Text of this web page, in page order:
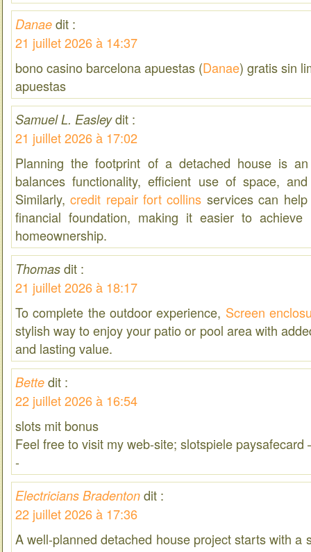
Danae dit :
21 juillet 2026 à 14:37
bono casino barcelona apuestas (Danae) gratis sin
apuestas
Samuel L. Easley dit :
21 juillet 2026 à 17:02
Planning the footprint of a detached house is
balances functionality, efficient use of space,
Similarly,credit repair fort collins services can
financial foundation, making it easier to achieve
homeownership.
Thomas dit :
21 juillet 2026 à 18:17
To complete the outdoor experience, Screen
stylish way to enjoy your patio or pool area with
and lasting value.
Bette dit :
22 juillet 2026 à 16:54
slots mit bonus
Feel free to visit my web-site; slotspiele paysafecard
-
Electricians Bradenton dit :
22 juillet 2026 à 17:36
A well-planned detached house project starts with a